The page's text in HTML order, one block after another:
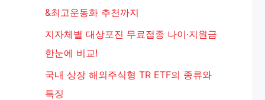
&최고운동화 추천까지
지자체별 대상포진 무료접종 나이·지원금
한눈에 비교!
국내 상장 해외주식형 TR ETF의 종류와
특징